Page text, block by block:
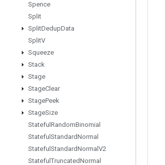
Spence
Split
SplitDedupData
SplitV
Squeeze
Stack
Stage
StageClear
StagePeek
StageSize
Stateful RandomBinomial
Stateful StandardNormal
Stateful StandardNormal V2
Stateful TruncatedNormal